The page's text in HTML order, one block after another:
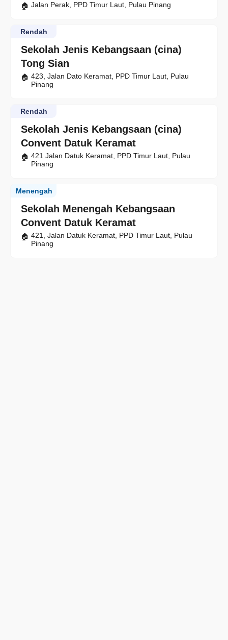
Jalan Perak, PPD Timur Laut, Pulau Pinang
Sekolah Jenis Kebangsaan (cina)
Tong Sian
Rendah
423, Jalan Dato Keramat, PPD Timur Laut, Pulau
Pinang
Sekolah Jenis Kebangsaan (cina)
Convent Datuk Keramat
Rendah
421 Jalan Datuk Keramat, PPD Timur Laut, Pulau
Pinang
Sekolah Menengah Kebangsaan
Convent Datuk Keramat
Menengah
421, Jalan Datuk Keramat, PPD Timur Laut, Pulau
Pinang